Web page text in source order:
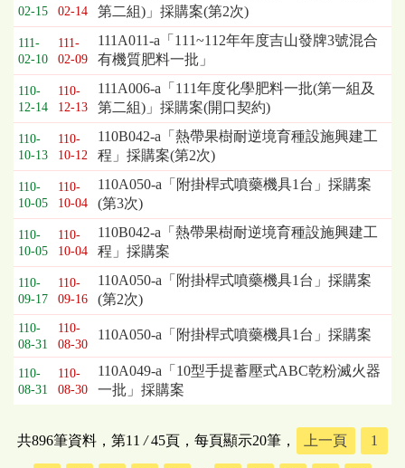
02-15
02-14
第二組)」採購案(第2次)
111-
02-10
111-
02-09
111A011-a「111~112年年度吉山發牌3號混合
有機質肥料一批」
110-
12-14
110-
12-13
111A006-a「111年度化學肥料一批(第一組及
第二組)」採購案(開口契約)
110-
10-13
110-
10-12
110B042-a「熱帶果樹耐逆境育種設施興建工
程」採購案(第2次)
110-
10-05
110-
10-04
110A050-a「附掛桿式噴藥機具1台」採購案
(第3次)
110-
10-05
110-
10-04
110B042-a「熱帶果樹耐逆境育種設施興建工
程」採購案
110-
09-17
110-
09-16
110A050-a「附掛桿式噴藥機具1台」採購案
(第2次)
110-
08-31
110-
08-30
110A050-a「附掛桿式噴藥機具1台」採購案
110-
08-31
110-
08-30
110A049-a「10型手提蓄壓式ABC乾粉滅火器
一批」採購案
共896筆資料，第11 /45頁，每頁顯示20筆， 上一頁 1